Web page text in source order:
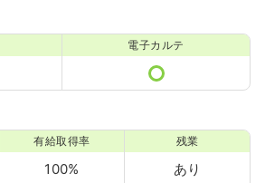
電子カルテ
有給取得率
100%
残業
あり